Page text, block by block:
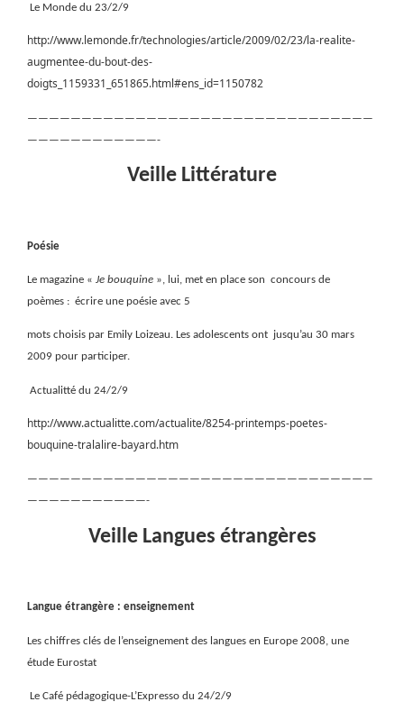
Le Monde du 23/2/9
http://www.lemonde.fr/technologies/article/2009/02/23/la-realite-
augmentee-du-bout-des-
doigts_1159331_651865.html#ens_id=1150782
————————————————————————————————
————————————-
Veille Littérature
Poésie
Le magazine « Je bouquine », lui, met en place son concours de
poèmes : écrire une poésie avec 5
mots choisis par Emily Loizeau. Les adolescents ont jusqu’au 30 mars
2009 pour participer.
Actualitté du 24/2/9
http://www.actualitte.com/actualite/8254-printemps-poetes-
bouquine-tralalire-bayard.htm
————————————————————————————————
———————————-
Veille Langues étrangères
Langue étrangère : enseignement
Les chiffres clés de l’enseignement des langues en Europe 2008, une
étude Eurostat
Le Café pédagogique-L’Expresso du 24/2/9